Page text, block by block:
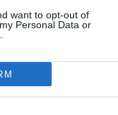
want to opt-out of
Personal Data or
de visitante
27